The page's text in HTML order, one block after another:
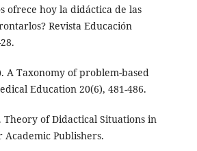
ofrece hoy la didáctica de las
Revista Educación
A Taxonomy of problem-based
Education 20(6), 481-486.
Theory of Didactical Situations in
Publishers.